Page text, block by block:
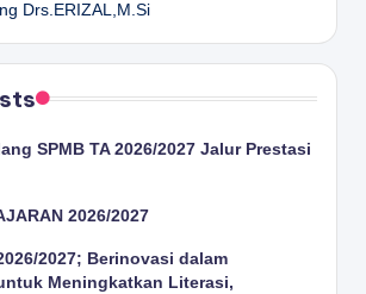
Drs.ERIZAL,M.Si
SPMB TA 2026/2027 Jalur Prestasi
2026/2027
2027; Berinovasi dalam
Meningkatkan Literasi,